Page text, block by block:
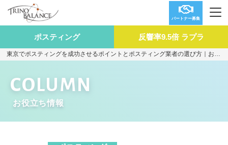
パートナー募集
ポスティング 反響率9.5倍 ラプラ
東京でポスティングを成功させるポイントとポスティング業者の選び方｜お役立ち情報
COLUMN
お役立ち情報